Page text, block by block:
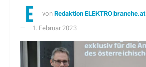
vonRedaktion ELEKTRO|branche.at
1. Februar 2023